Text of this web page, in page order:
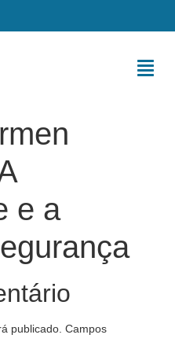
e a
publicado. Campos